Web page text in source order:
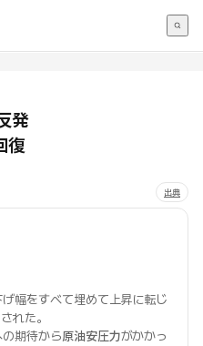
発
復
出典
幅をすべて埋めて上昇に転じ
れた。
期待から原油安圧力がかかっ